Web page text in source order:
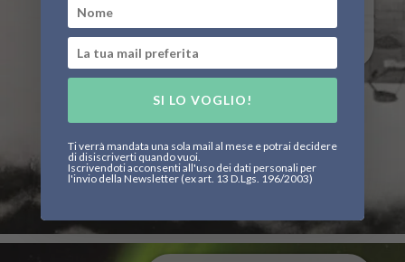
SI LO VOGLIO!
Ti verrà mandata una sola mail al mese e potrai decidere
di disiscriverti quando vuoi.
Iscrivendoti acconsenti all'uso dei dati personali per
l'invio della Newsletter (ex art. 13 D.Lgs. 196/2003)